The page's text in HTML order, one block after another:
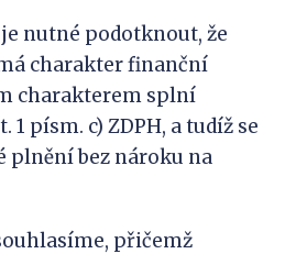
nutné podotknout, že
charakter finanční
charakterem splní
1 písm. c) ZDPH, a tudíž se
plnění bez nároku na
přičemž